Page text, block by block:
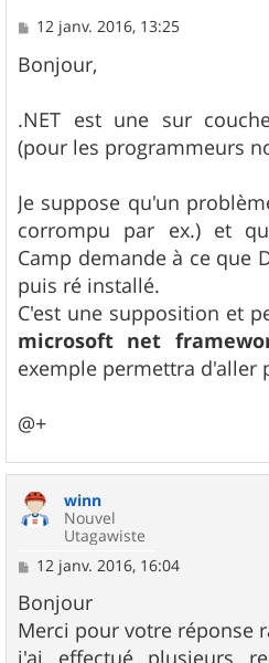
M
s
s
g
e
12 janv. 2016, 13:25
Bonjour,
.NET est une sur
(pour les programmeurs
Je suppose qu'un
corrompu par ex.) et
Camp demande à ce que
puis ré installé.
C'est une supposition et
microsoft net
exemple permettra d'aller
@+
winn
Nouvel
Utagawiste
M
s
s
a
g
12 janv. 2016, 16:04
Bonjour
Merci pour votre réponse
j'ai effectué plusieurs